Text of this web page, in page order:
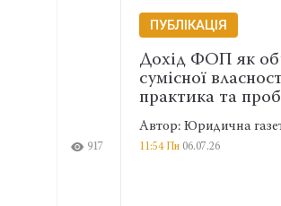
ПУБЛІКАЦІЯ
Дохід ФОП як обʼєкт
сумісної власності:
практика та проблеми…
Автор: Юридична газета
11:54 Пн 06.07.26